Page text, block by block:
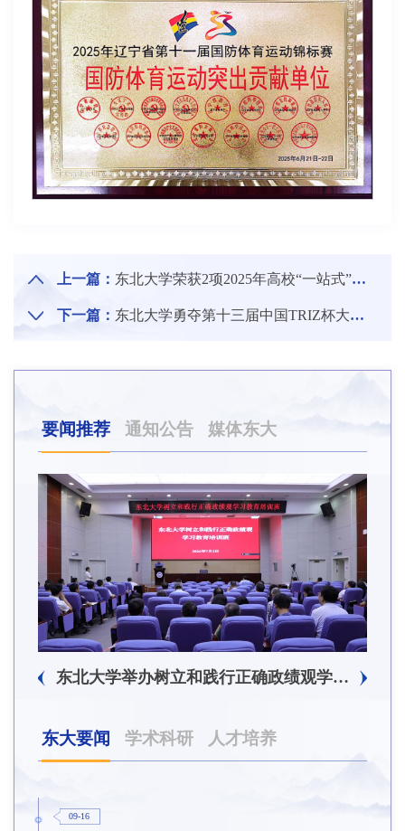
上一篇： 东北大学荣获2项2025年高校“一站式”学生社区风采展示活动优秀成果
下一篇： 东北大学勇夺第十三届中国TRIZ杯大学生创新方法大赛银奖
要闻推荐 通知公告 媒体东大
东北大学举办树立和践行正确政绩观学习教育培训班
东大要闻 学术科研 人才培养
09-16